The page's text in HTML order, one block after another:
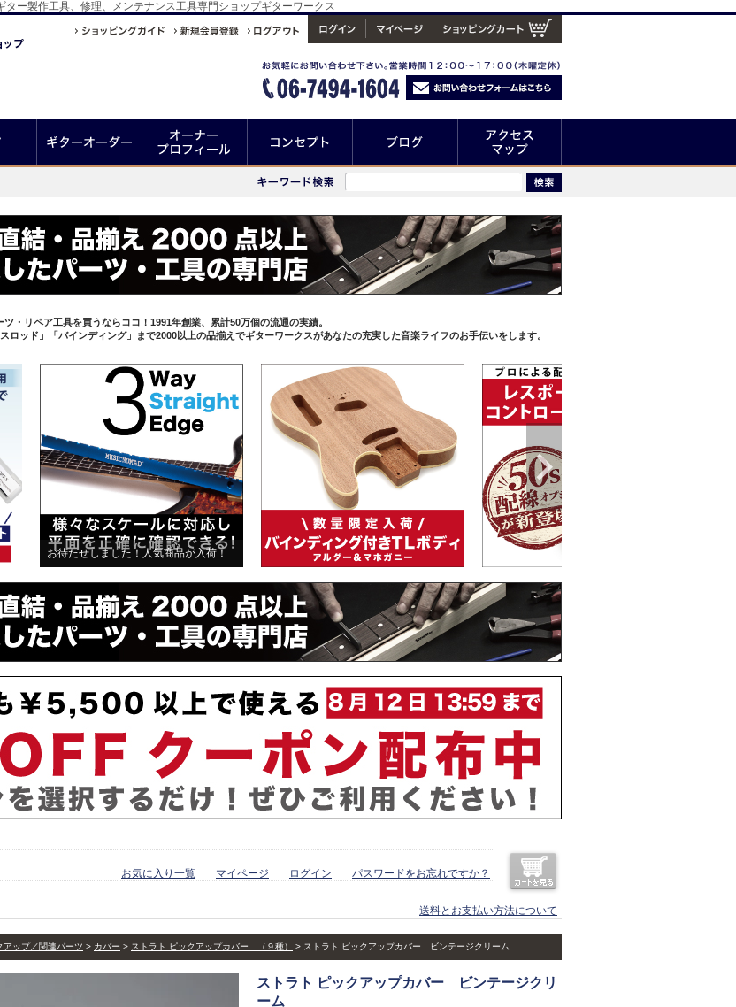
ー製作工具、修理、メンテナンス工具専門ショップギターワークス
ツ・リペア工具を買うならココ！1991年創業、累計50万個の流通の実績。
ロッド」「バインディング」まで2000以上の品揃えでギターワークスがあなたの充実した音楽ライフのお手伝いをします。
お待たせしました！人気商品が入荷！
お気に入り一覧 マイページ ログイン パスワードをお忘れですか？
送料とお支払い方法について
アップ／関連パーツ カバー ストラト ピックアップカバー （９種） ストラト ピックアップカバー ビンテージクリーム
ストラト ピックアップカバー ビンテージクリ
ーム